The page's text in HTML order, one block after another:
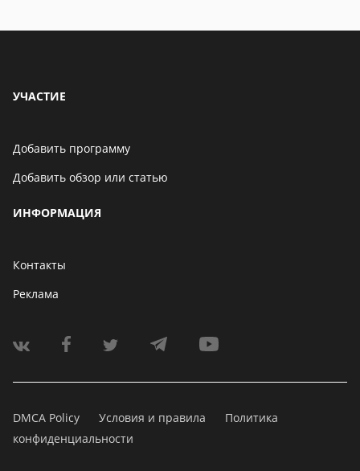
УЧАСТИЕ
Добавить программу
Добавить обзор или статью
ИНФОРМАЦИЯ
Контакты
Реклама
DMCA Policy Условия и правила
Политика
конфиденциальности